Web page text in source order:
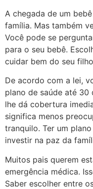
A chegada de um
família. Mas também
Você pode se
para o seu bebê.
cuidar bem do seu
De acordo com a lei,
plano de saúde até 30
lhe dá cobertura
significa menos
tranquilo. Ter um
investir na paz da
Muitos pais querem
emergência médica.
Saber escolher entre